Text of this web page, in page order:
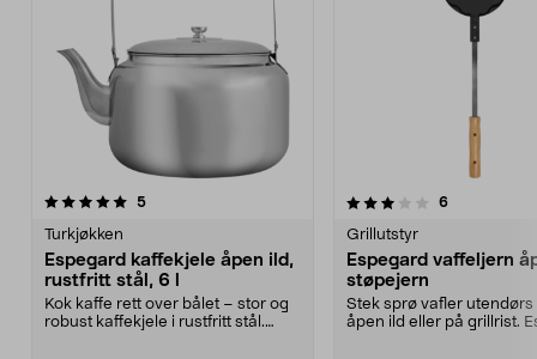
5anmeldelser
Turkjøkken
Espegard kaffekjele åpen ild,
rustfritt stål, 6 l
Kok kaffe rett over bålet – stor og
robust kaffekjele i rustfritt stål.
3.5av 5 stjerner 6anmeldelser
Grillutstyr
Espegard vaffeljern
støpejern
Stek sprø vafler utendørs
åpen ild eller på grillrist.
3.5av 5 stjerner